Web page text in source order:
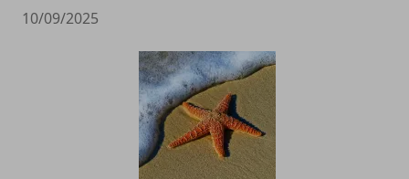
10/09/2025